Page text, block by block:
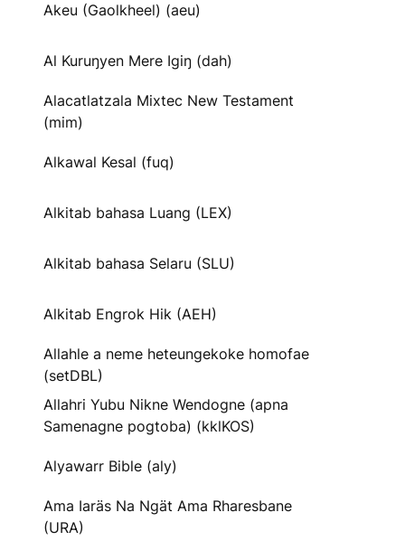
Akeu (Gaolkheel) (aeu)
Al Kuruŋyen Mere Igiŋ (dah)
Alacatlatzala Mixtec New Testament
(mim)
Alkawal Kesal (fuq)
Alkitab bahasa Luang (LEX)
Alkitab bahasa Selaru (SLU)
Alkitab Engrok Hik (AEH)
Allahle a neme heteungekoke homofae
(setDBL)
Allahri Yubu Nikne Wendogne (apna
Samenagne pogtoba) (kklKOS)
Alyawarr Bible (aly)
Ama Iaräs Na Ngät Ama Rharesbane
(URA)